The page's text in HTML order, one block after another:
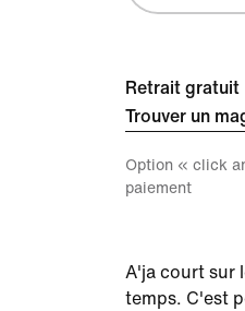
Retrait gratuit
Trouver un
Option « click
paiement
A'ja court sur
temps. C'est